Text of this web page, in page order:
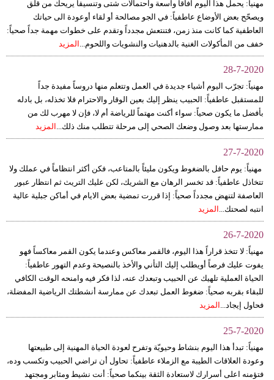
مدوَّنات
سيارات
مهنياً: يحمل هذا اليوم آفاقاً واسعة واحتمالات شتى وتنسيقاً يريحك من قلق
ويصحّح بعض الأوضاع عاطفياً: في الجو مصالحة أو لقاء أوعودة الى حياتك
العاطفية كما كانت منذ زمن، فتنتعش مجدداً وتقدم على خطوات مهمة جداً صحياً:
خفف من المأكولات الغنية بالدهنيات والنشويات واللحوم... المزيد
28-7-2020
مهنياً: تجرّب اليوم أشياء جديدة في العمل وتتعلم منها دروساً مفيدة جداً
للمستقبل عاطفياً: الحبيب ينظر إليك بعين الوقار والاحترام فلا تخذله، بل بادله
بأفضل ما يكون صحياً: سواء أكنت مهتماً للرياضة أم لا، فإن لا مهرب لك من
ممارستها بعد وصول وضعك الصحي إلى مرحلة تتطلب منك ذلك... المزيد
27-7-2020
مهنياً: يوم حافل بالضغوط ويكون مليئاً بالمتاعب، فكن أكثر انتظاماً في عملك ولا
تتخاذل عاطفياً: قد تخسر الرهان مع الشريك، لكن عليك التريث ثم انتظار عبور
العاصفة لتنهض مجدداً صحياً: إذا قررت تمضية بعض الايام في أماكن جبلية عالية
انتبه لصحتك... المزيد
26-7-2020
مهنياً: لا تتخذ قراراً هذا اليوم، فالقمر معاكس وعندما يكون القمر معاكساً فهو
يفوت عليك فرصاً أويطلب إليك التأني والأخذ بالنصيحة وعدم التهور عاطفياً:
الحياة العملية تلهيك عن الحبيب وتبعدك عنه، لذا فكر فيه وامنحه الوقت الكافي
للبقاء بقربه صحياً: ضغوط العمل تبعدك عن ممارسة أنشطتك الرياضية المفضلة،
فحاول إيجاد... المزيد
25-7-2020
مهنياً: تبدأ هذا اليوم بنشاط وحيويّة وتفرح لعودة الحياة المهنية إلى طبيعتها
وعودة العلاقات الطيبة مع الزملاء عاطفياً: تحاول أن تراضي الحبيب وتكسب وده،
فتؤمنه اعلى أسرارك لاستعادة الثقة بينكما صحياً: أنت نشيط ومثابر ومجتهد